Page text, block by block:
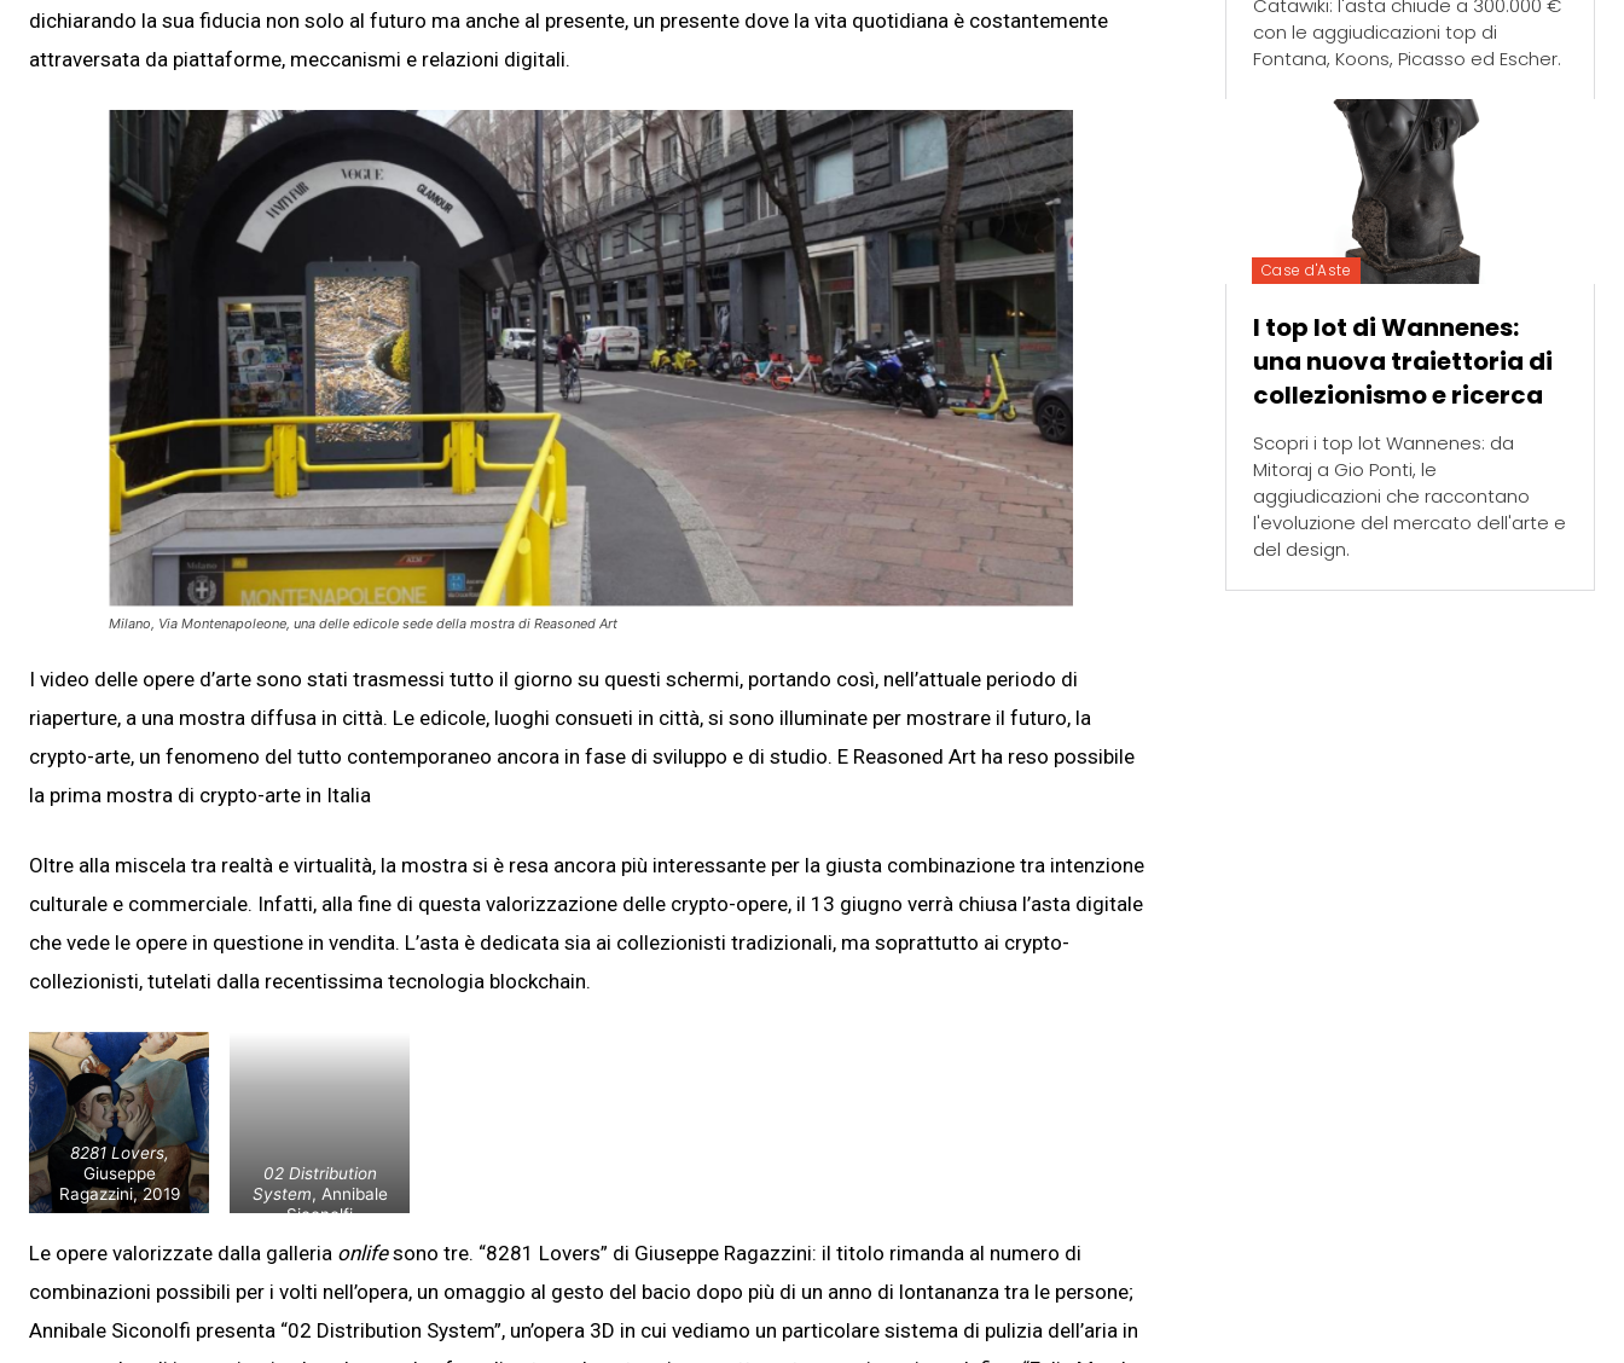
dichiarando la sua fiducia non solo al futuro ma anche al presente, un presente dove la vita quotidiana è costantemente
attraversata da piattaforme, meccanismi e relazioni digitali.
Milano, Via Montenapoleone, una delle edicole sede della mostra di Reasoned Art
I video delle opere d’arte sono stati trasmessi tutto il giorno su questi schermi, portando così, nell’attuale periodo di
riaperture, a una mostra diffusa in città. Le edicole, luoghi consueti in città, si sono illuminate per mostrare il futuro, la
crypto-arte, un fenomeno del tutto contemporaneo ancora in fase di sviluppo e di studio. E Reasoned Art ha reso possibile
la prima mostra di crypto-arte in Italia
Oltre alla miscela tra realtà e virtualità, la mostra si è resa ancora più interessante per la giusta combinazione tra intenzione
culturale e commerciale. Infatti, alla fine di questa valorizzazione delle crypto-opere, il 13 giugno verrà chiusa l’asta digitale
che vede le opere in questione in vendita. L’asta è dedicata sia ai collezionisti tradizionali, ma soprattutto ai crypto-
collezionisti, tutelati dalla recentissima tecnologia blockchain.
8281 Lovers,
Giuseppe
Ragazzini, 2019
02 Distribution
System, Annibale
Siconolfi
Le opere valorizzate dalla galleria onlifesono tre. “8281 Lovers” di Giuseppe Ragazzini: il titolo rimanda al numero di
combinazioni possibili per i volti nell’opera, un omaggio al gesto del bacio dopo più di un anno di lontananza tra le persone;
Annibale Siconolfi presenta “02 Distribution System”, un’opera 3D in cui vediamo un particolare sistema di pulizia dell’aria in
con le aggiudicazioni top di
Fontana, Koons, Picasso ed Escher.
Case d'Aste
I top lot di Wannenes:
una nuova traiettoria di
collezionismo e ricerca
Scopri i top lot Wannenes: da
Mitoraj a Gio Ponti, le
aggiudicazioni che raccontano
l'evoluzione del mercato dell'arte e
del design.